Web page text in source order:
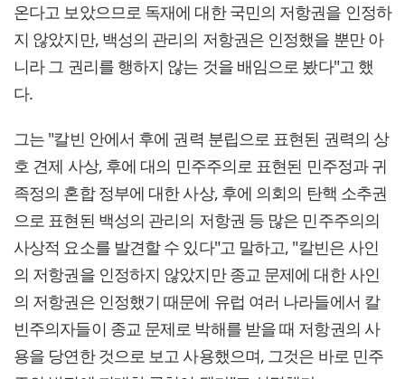
온다고 보았으므로 독재에 대한 국민의 저항권을 인정하
지 않았지만, 백성의 관리의 저항권은 인정했을 뿐만 아
니라 그 권리를 행하지 않는 것을 배임으로 봤다"고 했
다.
그는 "칼빈 안에서 후에 권력 분립으로 표현된 권력의 상
호 견제 사상, 후에 대의 민주주의로 표현된 민주정과 귀
족정의 혼합 정부에 대한 사상, 후에 의회의 탄핵 소추권
으로 표현된 백성의 관리의 저항권 등 많은 민주주의의
사상적 요소를 발견할 수 있다"고 말하고, "칼빈은 사인
의 저항권을 인정하지 않았지만 종교 문제에 대한 사인
의 저항권은 인정했기 때문에 유럽 여러 나라들에서 칼
빈주의자들이 종교 문제로 박해를 받을 때 저항권의 사
용을 당연한 것으로 보고 사용했으며, 그것은 바로 민주